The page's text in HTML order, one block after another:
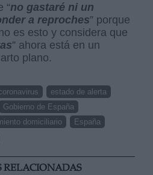
“no gastaré ni un
a reproches” porque
es esto y considera que
” ahora está en un
plano.
estado de alerta
Gobierno de España
domiciliario
España
RELACIONADAS